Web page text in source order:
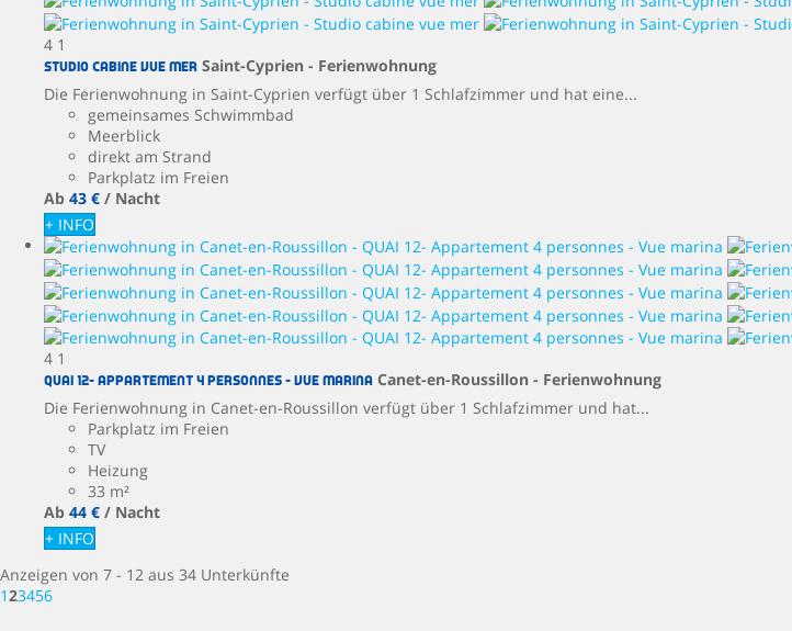
4 1
Studio cabine vue mer Saint-Cyprien - Ferienwohnung
Die Ferienwohnung in Saint-Cyprien verfügt über 1 Schlafzimmer und hat eine...
gemeinsames Schwimmbad
Meerblick
direkt am Strand
Parkplatz im Freien
Ab 43 € / Nacht
+ INFO
4 1
QUAI 12- Appartement 4 personnes - Vue marina Canet-en-Roussillon - Ferienwohnung
Die Ferienwohnung in Canet-en-Roussillon verfügt über 1 Schlafzimmer und hat...
Parkplatz im Freien
TV
Heizung
33 m²
Ab 44 € / Nacht
+ INFO
Anzeigen von 7 - 12 aus 34 Unterkünfte
123456